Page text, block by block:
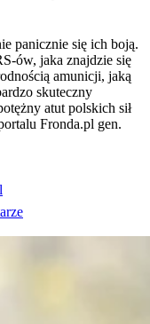
panicznie się ich boją.
ów, jaka znajdzie się
amunicji, jaką
skuteczny
atut polskich sił
Fronda.pl gen.